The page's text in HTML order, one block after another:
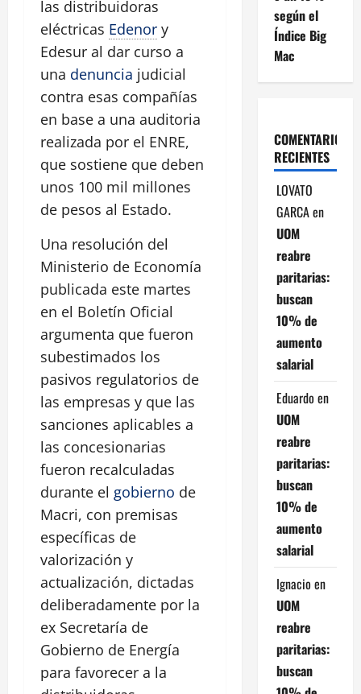
las distribuidoras
eléctricas Edenor y
Edesur al dar curso a
una denuncia judicial
contra esas compañías
en base a una auditoria
realizada por el ENRE,
que sostiene que deben
unos 100 mil millones
de pesos al Estado.
Una resolución del
Ministerio de Economía
publicada este martes
en el Boletín Oficial
argumenta que fueron
subestimados los
pasivos regulatorios de
las empresas y que las
sanciones aplicables a
las concesionarias
fueron recalculadas
durante el gobierno de
Macri, con premisas
específicas de
valorización y
actualización, dictadas
deliberadamente por la
ex Secretaría de
Gobierno de Energía
para favorecer a la
según el
Índice Big
Mac
COMENTARIOS
RECIENTES
LOVATO
GARCAen
UOM
reabre
paritarias:
buscan
10% de
aumento
salarial
Eduardo en
UOM
reabre
paritarias:
buscan
10% de
aumento
salarial
Ignacio en
UOM
reabre
paritarias:
buscan